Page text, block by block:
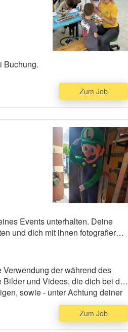
Buchung.
Zum Job
Events unterhalten. Deine
und dich mit ihnen fotografieren
der während des
und Videos, die dich bei der
sowie - unter Achtung deiner
anderen Kontexten oder zu
in sämtlichen Medien
in sozialen Netzwerken verwendet
Zum Job